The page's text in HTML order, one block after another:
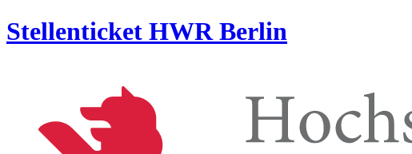
Stellenticket HWR Berlin